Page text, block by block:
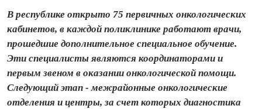
В республике открыто 75 первичных онкологических
кабинетов, в каждой поликлинике работают врачи,
прошедшие дополнительное специальное обучение.
Эти специалисты являются координаторами и
первым звеном в оказании онкологической помощи.
Следующий этап - межрайонные онкологические
отделения и центры, за счет которых диагностика